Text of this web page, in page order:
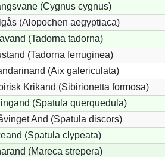
(Cygnus cygnus)
(Alopochen aegyptiaca)
(Tadorna tadorna)
(Tadorna ferruginea)
(Aix galericulata)
Krikand (Sibirionetta formosa)
(Spatula querquedula)
And (Spatula discors)
(Spatula clypeata)
(Mareca strepera)